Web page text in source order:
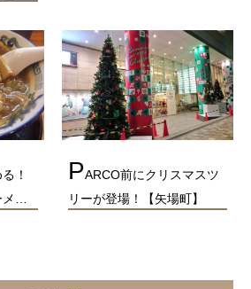
！
メ…
PARCO前にクリスマスツ
リーが登場！【矢場町】